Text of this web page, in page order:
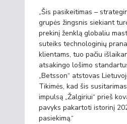
„Šis pasikeitimas –
grupės žingsnis siekiant
prekinį ženklą globaliu
suteiks technologinių
klientams, tuo pačiu
atsakingo lošimo
„Betsson“ atstovas
Tikimės, kad šis
impulsą „Žalgiriui“ prieš
pavyks pakartoti istorinį
pasiekimą.“